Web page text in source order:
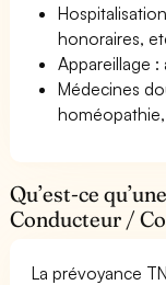
honoraires,
Appareillage :
Médecines
Qu’est-ce
Conducteur /
La prévoyance